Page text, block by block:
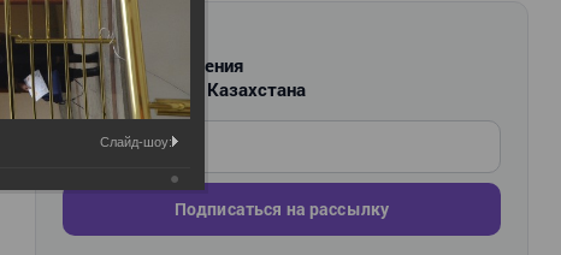
РАССЫЛКА
Новости и изменения
для бухгалтеров Казахстана
Введите ваш e-mail
Подписаться на рассылку
Слайд-шоу: